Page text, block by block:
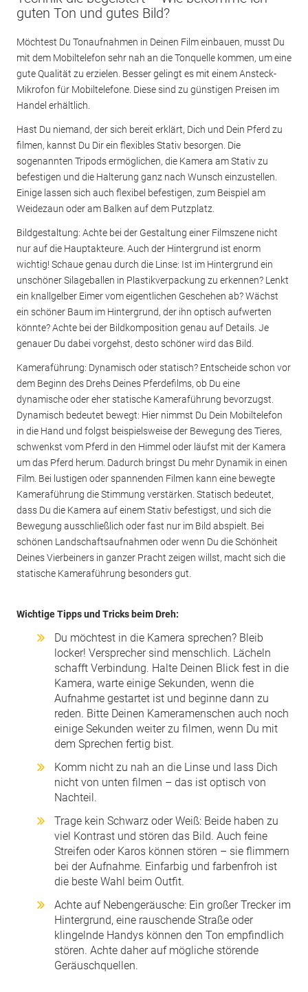
guten Ton und gutes Bild?
Möchtest Du Tonaufnahmen in Deinen Film einbauen, musst Du
mit dem Mobiltelefon sehr nah an die Tonquelle kommen, um eine
gute Qualität zu erzielen. Besser gelingt es mit einem Ansteck-
Mikrofon für Mobiltelefone. Diese sind zu günstigen Preisen im
Handel erhältlich.
Hast Du niemand, der sich bereit erklärt, Dich und Dein Pferd zu
filmen, kannst Du Dir ein flexibles Stativ besorgen. Die
sogenannten Tripods ermöglichen, die Kamera am Stativ zu
befestigen und die Halterung ganz nach Wunsch einzustellen.
Einige lassen sich auch flexibel befestigen, zum Beispiel am
Weidezaun oder am Balken auf dem Putzplatz.
Bildgestaltung: Achte bei der Gestaltung einer Filmszene nicht
nur auf die Hauptakteure. Auch der Hintergrund ist enorm
wichtig! Schaue genau durch die Linse: Ist im Hintergrund ein
unschöner Silageballen in Plastikverpackung zu erkennen? Lenkt
ein knallgelber Eimer vom eigentlichen Geschehen ab? Wächst
ein schöner Baum im Hintergrund, der ihn optisch aufwerten
könnte? Achte bei der Bildkomposition genau auf Details. Je
genauer Du dabei vorgehst, desto schöner wird das Bild.
Kameraführung: Dynamisch oder statisch? Entscheide schon vor
dem Beginn des Drehs Deines Pferdefilms, ob Du eine
dynamische oder eher statische Kameraführung bevorzugst.
Dynamisch bedeutet bewegt: Hier nimmst Du Dein Mobiltelefon
in die Hand und folgst beispielsweise der Bewegung des Tieres,
schwenkst vom Pferd in den Himmel oder läufst mit der Kamera
um das Pferd herum. Dadurch bringst Du mehr Dynamik in einen
Film. Bei lustigen oder spannenden Filmen kann eine bewegte
Kameraführung die Stimmung verstärken. Statisch bedeutet,
dass Du die Kamera auf einem Stativ befestigst, und sich die
Bewegung ausschließlich oder fast nur im Bild abspielt. Bei
schönen Landschaftsaufnahmen oder wenn Du die Schönheit
Deines Vierbeiners in ganzer Pracht zeigen willst, macht sich die
statische Kameraführung besonders gut.
Wichtige Tipps und Tricks beim Dreh:
Du möchtest in die Kamera sprechen? Bleib
locker! Versprecher sind menschlich. Lächeln
schafft Verbindung. Halte Deinen Blick fest in die
Kamera, warte einige Sekunden, wenn die
Aufnahme gestartet ist und beginne dann zu
reden. Bitte Deinen Kameramenschen auch noch
einige Sekunden weiter zu filmen, wenn Du mit
dem Sprechen fertig bist.
Komm nicht zu nah an die Linse und lass Dich
nicht von unten filmen – das ist optisch von
Nachteil.
Trage kein Schwarz oder Weiß: Beide haben zu
viel Kontrast und stören das Bild. Auch feine
Streifen oder Karos können stören – sie flimmern
bei der Aufnahme. Einfarbig und farbenfroh ist
die beste Wahl beim Outfit.
Achte auf Nebengeräusche: Ein großer Trecker im
Hintergrund, eine rauschende Straße oder
klingelnde Handys können den Ton empfindlich
stören. Achte daher auf mögliche störende
Geräuschquellen.